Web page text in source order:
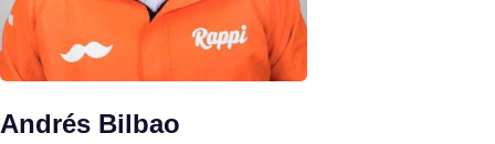
Andrés Bilbao